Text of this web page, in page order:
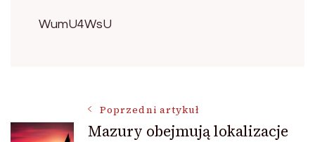
WumU4WsU
NawigacjaPoprzedni artykuł
Mazury obejmują lokalizacje